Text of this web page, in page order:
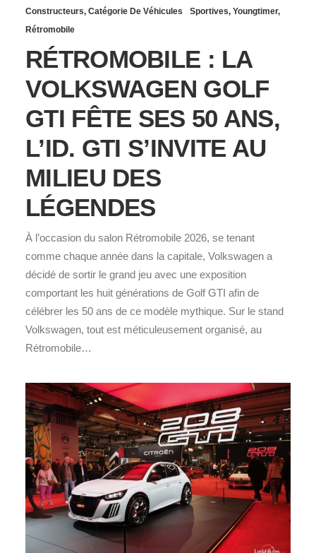
Constructeurs, Catégorie De Véhicules Sportives, Youngtimer,
Rétromobile
RÉTROMOBILE : LA
VOLKSWAGEN GOLF
GTI FÊTE SES 50 ANS,
L’ID. GTI S’INVITE AU
MILIEU DES
LÉGENDES
À l’occasion du salon Rétromobile 2026, se tenant
comme chaque année dans la capitale, Volkswagen a
décidé de sortir le grand jeu avec une exposition
comportant les huit générations de Golf GTI afin de
célébrer les 50 ans de ce modèle mythique. Sur le stand
Volkswagen, tout est méticuleusement organisé, au
Rétromobile…